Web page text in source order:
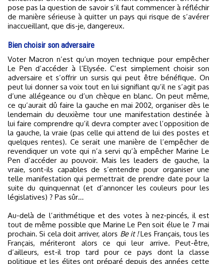
pose pas la question de savoir s’il faut commencer à réfléchir
de manière sérieuse à quitter un pays qui risque de s’avérer
inaccueillant, que dis-je, dangereux.
Bien choisir son adversaire
Voter Macron n’est qu’un moyen technique pour empêcher
Le Pen d’accéder à l’Elysée. C’est simplement choisir son
adversaire et s’offrir un sursis qui peut être bénéfique. On
peut lui donner sa voix tout en lui signifiant qu’il ne s’agit pas
d’une allégeance ou d’un chèque en blanc. On peut même,
ce qu’aurait dû faire la gauche en mai 2002, organiser dès le
lendemain du deuxième tour une manifestation destinée à
lui faire comprendre qu’il devra compter avec l’opposition de
la gauche, la vraie (pas celle qui attend de lui des postes et
quelques rentes). Ce serait une manière de l’empêcher de
revendiquer un vote qui n’a servi qu’à empêcher Marine Le
Pen d’accéder au pouvoir. Mais les leaders de gauche, la
vraie, sont-ils capables de s’entendre pour organiser une
telle manifestation qui permettrait de prendre date pour la
suite du quinquennat (et d’annoncer les couleurs pour les
législatives) ? Pas sûr…
Au-delà de l’arithmétique et des votes à nez-pincés, il est
tout de même possible que Marine Le Pen soit élue le 7 mai
prochain. Si cela doit arriver, alors Be it !Les Français, tous les
Français, mériteront alors ce qui leur arrive. Peut-être,
d’ailleurs, est-il trop tard pour ce pays dont la classe
politique et les élites ont préparé depuis des années cette